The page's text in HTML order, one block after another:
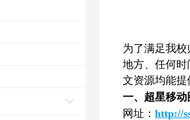
为了满足我
地方、任何
文资源均能提
一、超星移动
网址： http://